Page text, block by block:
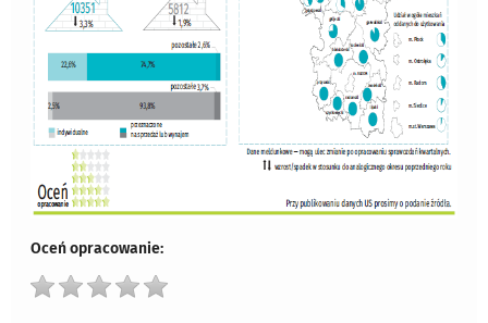
Oceń opracowanie: